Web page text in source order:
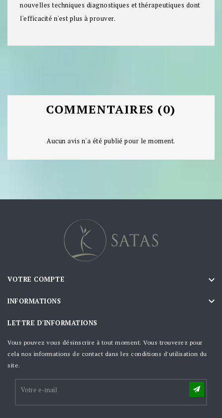
nouvelles techniques diagnostiques et thérapeutiques dont
l'efficacité n'est plus à prouver.
COMMENTAIRES (0)
Aucun avis n'a été publié pour le moment.
VOTRE COMPTE 
INFORMATIONS 
LETTRE D'INFORMATIONS
Vous pouvez vous désinscrire à tout moment. Vous trouverez pour
cela nos informations de contact dans les conditions d'utilisation du
site.